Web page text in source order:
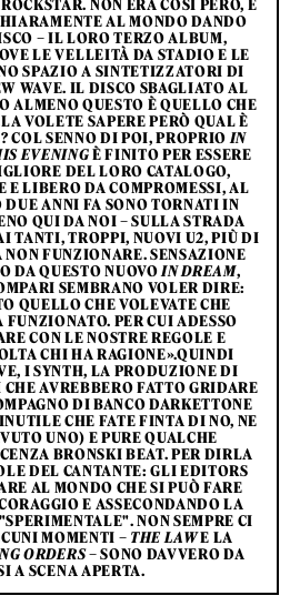
NON ERA COSÌ PERÒ, E
AL MONDO DANDO
– IL LORO TERZO ALBUM,
LE VELLEITÀ DA STADIO E LE
SPAZIO A SINTETIZZATORI DI
WAVE. IL DISCO SBAGLIATO AL
ALMENO QUESTO È QUELLO CHE
VOLETE SAPERE PERÒ QUAL È
COL SENNO DI POI, PROPRIOIN
EVENINGÈ FINITO PER ESSERE
DEL LORO CATALOGO,
E LIBERO DA COMPROMESSI, AL
DUE ANNI FA SONO TORNATI IN
QUI DA NOI – SULLA STRADA
TANTI, TROPPI, NUOVI U2, PIÙ DI
NON FUNZIONARE. SENSAZIONE
DA QUESTO NUOVOIN DREAM,
SEMBRANO VOLER DIRE:
QUELLO CHE VOLEVATE CHE
FUNZIONATO. PER CUI ADESSO
CON LE NOSTRE REGOLE E
CHI HA RAGIONE».QUINDI
I SYNTH, LA PRODUZIONE DI
AVREBBERO FATTO GRIDARE
DI BANCO DARKETTONE
CHE FATE FINTA DI NO, NE
UNO) E PURE QUALCHE
BRONSKI BEAT. PER DIRLA
DEL CANTANTE: GLI EDITORS
AL MONDO CHE SI PUÒ FARE
E ASSECONDANDO LA
NON SEMPRE CI
MOMENTI – THE LAWE LA
ORDERS– SONO DAVVERO DA
A SCENA APERTA.